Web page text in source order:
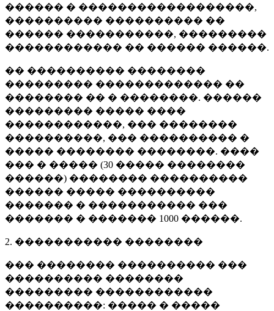
������ � ������������������,
���������� ���������� ��
������ �����������, ���������
������������ �� ������ ������.
�� ���������� ��������
��������� ������������� ��
�������� �� � ��������. ������
��������� ����� ����
������������, ��� ��������
����������, ��� ���������� �
����� �������� ��������. ����
��� � ����� (30 ����� ��������
������) �������� ����������
������ ����� ����������
������� � ����������� ���
������� � ������� 1000 ������.
2. ����������� ��������
��� �������� ���������� ���
���������� ��������
��������� ������������
����������: ����� � �����